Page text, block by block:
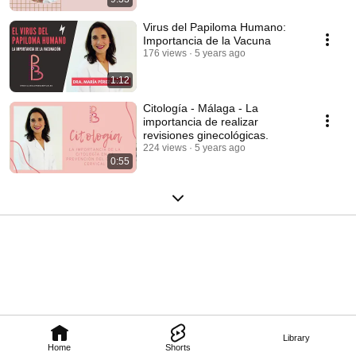
Home Shorts
Library
1:12
Virus del Papiloma Humano:
Importancia de la Vacuna
176 views 5 years ago
0:55
Citología - Málaga - La
importancia de realizar
revisiones ginecológicas.
224 views 5 years ago